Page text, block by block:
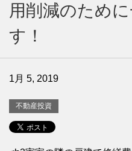
用削減のため
す！
1月 5, 2019
不動産投資